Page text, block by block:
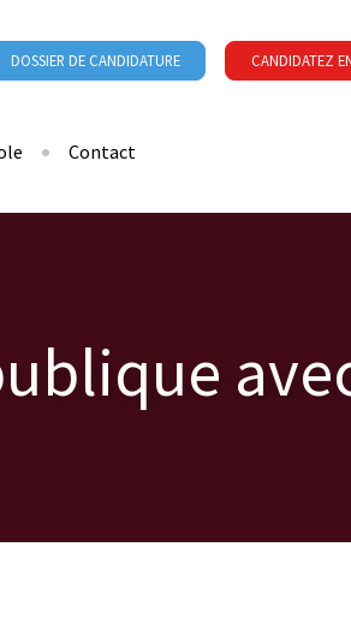
DOSSIER DE CANDIDATURE CANDIDATEZ
Contact